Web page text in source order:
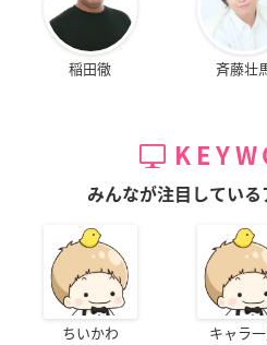
稲田徹 斉藤壮
みんなが注目している
ちいかわ キャラ